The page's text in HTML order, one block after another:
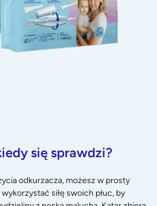
się sprawdzi?
odkurzacza, możesz w prosty
siłę swoich płuc, by